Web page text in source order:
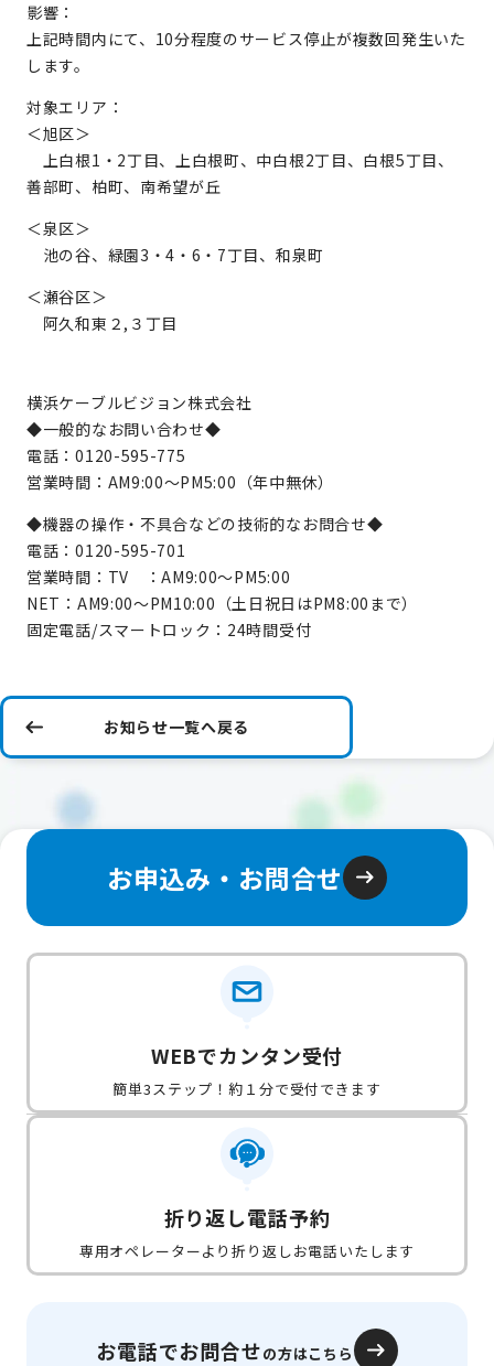
影響：
上記時間内にて、10分程度のサービス停止が複数回発生いた
します。
対象エリア：
＜旭区＞
上白根1・2丁目、上白根町、中白根2丁目、白根5丁目、
善部町、柏町、南希望が丘
＜泉区＞
池の谷、緑園3・4・6・7丁目、和泉町
＜瀬谷区＞
阿久和東２,３丁目
横浜ケーブルビジョン株式会社
◆一般的なお問い合わせ◆
電話：0120-595-775
営業時間：AM9:00～PM5:00（年中無休）
◆機器の操作・不具合などの技術的なお問合せ◆
電話：0120-595-701
営業時間：TV ：AM9:00～PM5:00
NET：AM9:00～PM10:00（土日祝日はPM8:00まで）
固定電話/スマートロック：24時間受付
お知らせ一覧へ戻る
お申込み・お問合せ
WEBでカンタン受付
簡単3ステップ！約１分で受付できます
折り返し電話予約
専用オペレーターより折り返しお電話いたします
お電話でお問合せの方はこちら